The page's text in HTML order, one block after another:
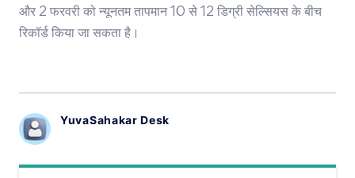
और 2 फरवरी को न्यूनतम तापमान 10 से 12 डिग्री सेल्सियस के बीच
रिकॉर्ड किया जा सकता है।
YuvaSahakar Desk